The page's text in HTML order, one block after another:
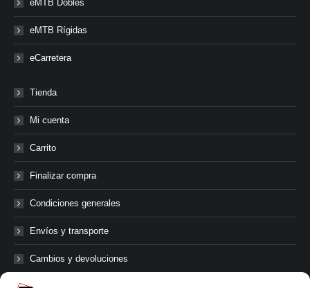
eMTB Dobles
eMTB Rígidas
eCarretera
Tienda
Mi cuenta
Carrito
Finalizar compra
Condiciones generales
Envíos y transporte
Cambios y devoluciones